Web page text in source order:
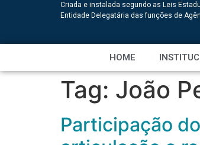
Criada e instalada segundo as Leis
Entidade Delegatária das funções de
HOME
Tag: João
Participação